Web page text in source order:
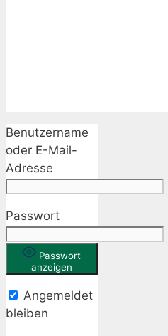
Benutzername
oder E-Mail-
Adresse
Passwort
Passwort
anzeigen
Angemeldet
bleiben